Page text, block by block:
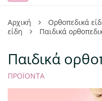
Αρχική Ορθοπεδικά
είδη
Παιδικά
Παιδικά
ΠΡΟΪΌΝΤΑ